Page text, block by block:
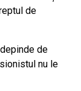
de
de
nu le